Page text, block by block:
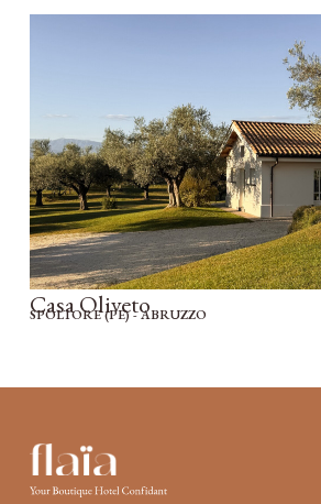
Casa Oliveto
SPOLTORE (PE) - ABRUZZO